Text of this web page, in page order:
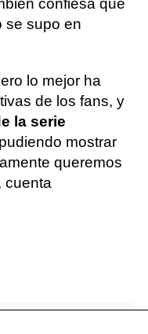
se supo en
lo mejor ha
de los fans, y
la serie
mostrar
queremos
cuenta